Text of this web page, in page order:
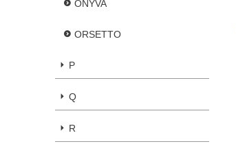
ONYVA
ORSETTO
P
Q
R